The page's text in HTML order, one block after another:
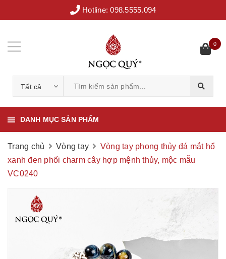
Hotline:098.5555.094
Tất cả
0
DANH MỤC SẢN PHẨM
Trang chủ Vòng tay
Vòng tay phong thủy đá mắt hổ
xanh đen phối charm cây hợp mệnh thủy, mộc mẫu
VC0240